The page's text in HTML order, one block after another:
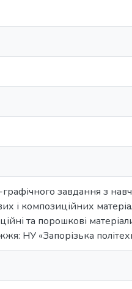
завдання з
композиційних
та порошкові
НУ «Запорізька